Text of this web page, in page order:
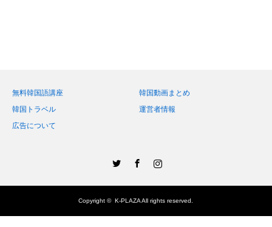
無料韓国語講座
韓国動画まとめ
韓国トラベル
運営者情報
広告について
Instagram
Copyright © K-PLAZAAll rights reserved.